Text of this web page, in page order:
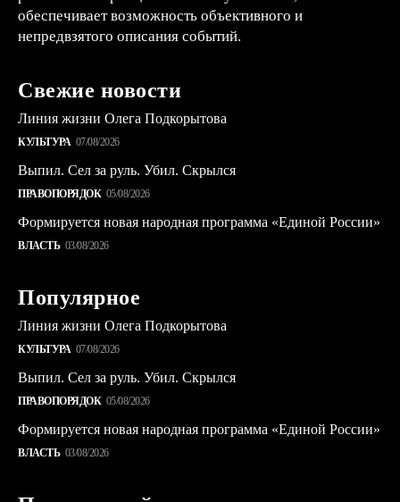
обеспечивает возможность объективного и
непредвзятого описания событий.
Свежие новости
Линия жизни Олега Подкорытова
КУЛЬТУРА 07/08/2026
Выпил. Сел за руль. Убил. Скрылся
ПРАВОПОРЯДОК 05/08/2026
Формируется новая народная программа «Единой России»
ВЛАСТЬ 03/08/2026
Популярное
Линия жизни Олега Подкорытова
КУЛЬТУРА 07/08/2026
Выпил. Сел за руль. Убил. Скрылся
ПРАВОПОРЯДОК 05/08/2026
Формируется новая народная программа «Единой России»
ВЛАСТЬ 03/08/2026